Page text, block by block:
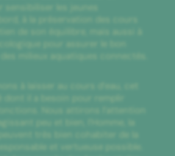
sensibiliser les jeunes
à la préservation des cours
de son équilibre, mais aussi à
pour assurer le bon
milieux aquatiques connectés.
à laisser au cours d’eau, cet
dont il a besoin pour remplir
peu et bien, l’Homme, la